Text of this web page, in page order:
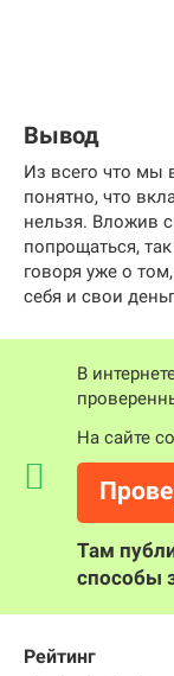
Вывод
Из всего что мы
понятно, что
нельзя. Вложив
попрощаться,
говоря уже о
себя и свои
В
На сайте
Там
способы
Рейтинг